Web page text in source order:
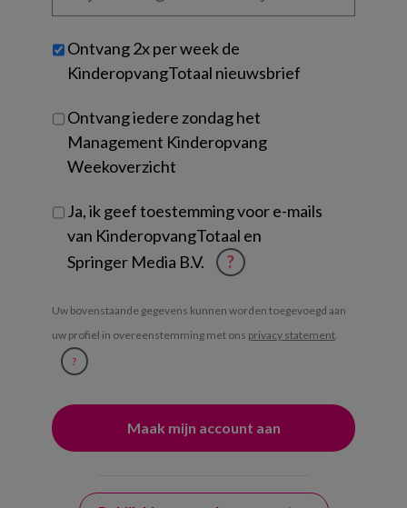
je?
Untitled
Ontvang 2x per week de
KinderopvangTotaal nieuwsbrief
Ontvang iedere zondag het
Management Kinderopvang
Weekoverzicht
Ja, ik geef toestemming voor e-mails
van KinderopvangTotaal en
Springer Media B.V.
?
Uw bovenstaande gegevens kunnen worden toegevoegd aan
uw profiel in overeenstemming met ons privacy statement
?